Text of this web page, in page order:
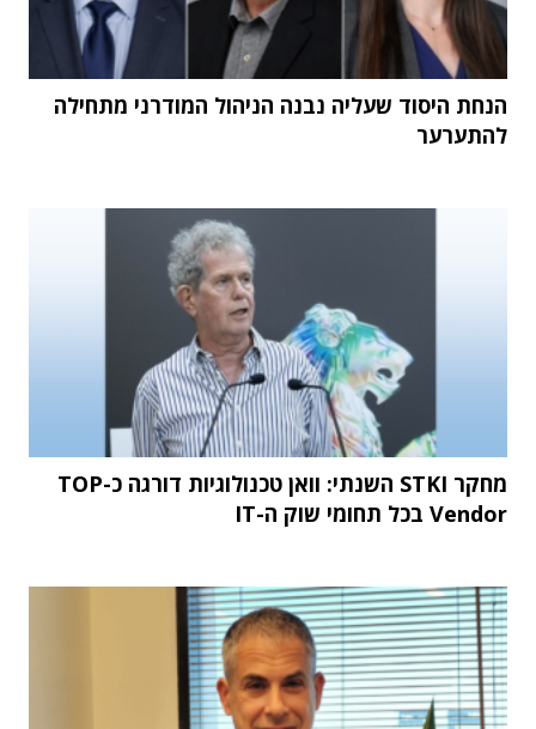
הנחת היסוד שעליה נבנה הניהול המודרני מתחילה
להתערער
מחקר STKI השנתי: וואן טכנולוגיות דורגה כ-TOP
Vendor בכל תחומי שוק ה-IT